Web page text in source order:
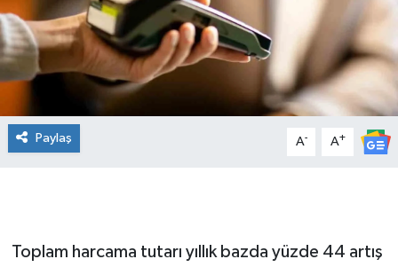
Paylaş A- A+
Toplam harcama tutarı yıllık bazda yüzde 44 artış